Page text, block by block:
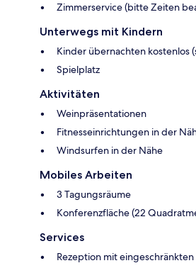
Zimmerservice (bitte Zeiten
Unterwegs mit Kindern
Kinder übernachten kostenlos
Spielplatz
Aktivitäten
Weinpräsentationen
Fitnesseinrichtungen in der
Windsurfen in der Nähe
Mobiles Arbeiten
3 Tagungsräume
Konferenzfläche (22
Services
Rezeption mit